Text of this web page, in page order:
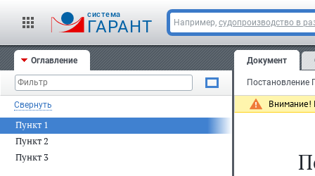
cистема
ГАРАНТ Например, судопроизводство в
Оглавление
Свернуть
Пункт 1
Пункт 2
Пункт 3
Документ
Внимание!